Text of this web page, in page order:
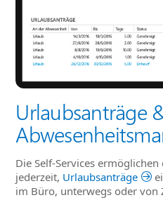
Urlaubsanträge
Die Self-Services
jederzeit, Urlaubsanträge
im Büro, unterwegs oder von